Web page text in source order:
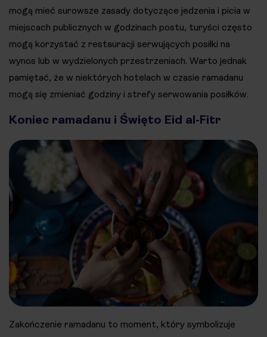
mogą mieć surowsze zasady dotyczące jedzenia i picia w
miejscach publicznych w godzinach postu, turyści często
mogą korzystać z restauracji serwujących posiłki na
wynos lub w wydzielonych przestrzeniach. Warto jednak
pamiętać, że w niektórych hotelach w czasie ramadanu
mogą się zmieniać godziny i strefy serwowania posiłków.
Koniec ramadanu i Święto Eid al-Fitr
Zakończenie ramadanu to moment, który symbolizuje